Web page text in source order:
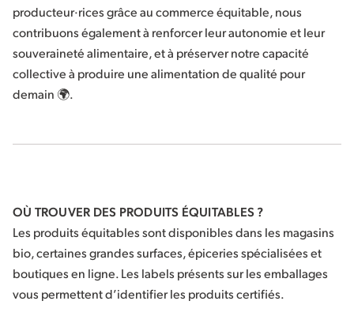
producteur·rices grâce au commerce équitable, nous
contribuons également à renforcer leur autonomie et leur
souveraineté alimentaire, et à préserver notre capacité
collective à produire une alimentation de qualité pour
demain 🌍.
OÙ TROUVER DES PRODUITS ÉQUITABLES ?
Les produits équitables sont disponibles dans les magasins
bio, certaines grandes surfaces, épiceries spécialisées et
boutiques en ligne. Les labels présents sur les emballages
vous permettent d’identifier les produits certifiés.